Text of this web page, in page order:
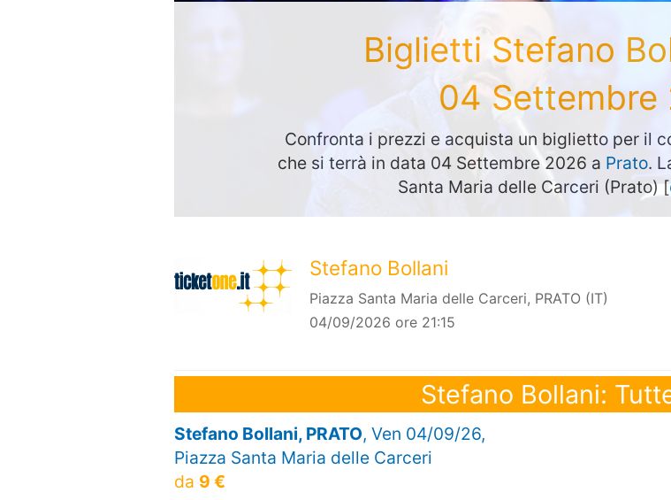
Biglietti Stefano
04 Settembre
Confronta i prezzi e acquista un biglietto per il
che si terrà in data 04 Settembre 2026 a Prato.
Santa Maria delle Carceri (Prato) [
Stefano Bollani
Piazza Santa Maria delle Carceri, PRATO (IT)
04/09/2026 ore 21:15
Stefano Bollani:
Stefano Bollani, PRATO, Ven 04/09/26,
Piazza Santa Maria delle Carceri
da 9 €